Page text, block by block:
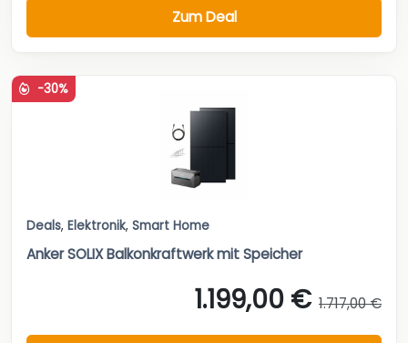
Zum Deal
-30%
Deals, Elektronik, Smart Home
Anker SOLIX Balkonkraftwerk mit Speicher
1.199,00 € 1.717,00 €